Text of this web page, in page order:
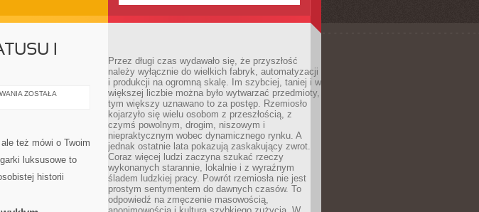
I
ZEGARKI
GUSTU
ZOSTAŁA
też mówi o Twoim
luksusowe to
historii
Przez długi czas wydawało się, że przyszłość
należy wyłącznie do wielkich fabryk, automatyzacji
i produkcji na ogromną skalę. Im szybciej, taniej i w
większej liczbie można było wytwarzać przedmioty,
tym większy uznawano to za postęp. Rzemiosło
kojarzyło się wielu osobom z przeszłością, z
czymś powolnym, drogim, niszowym i
niepraktycznym wobec dynamicznego rynku. A
jednak ostatnie lata pokazują zaskakujący zwrot.
Coraz więcej ludzi zaczyna szukać rzeczy
wykonanych starannie, lokalnie i z wyraźnym
śladem ludzkiej pracy. Powrót rzemiosła nie jest
prostym sentymentem do dawnych czasów. To
odpowiedź na zmęczenie masowością,